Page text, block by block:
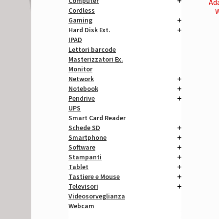
Cordless
Gaming
Hard Disk Ext.
IPAD
Lettori barcode
Masterizzatori Ex.
Monitor
Network
Notebook
Pendrive
UPS
Smart Card Reader
Schede SD
Smartphone
Software
Stampanti
Tablet
Tastiere e Mouse
Televisori
Videosorveglianza
Webcam